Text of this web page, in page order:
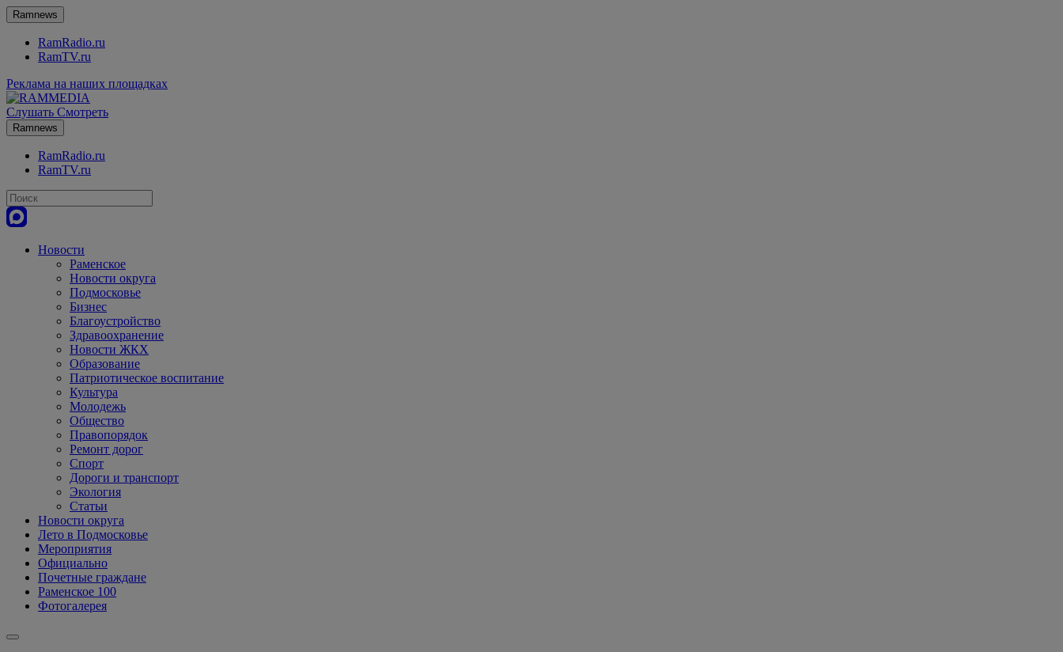
Ramnews
RamRadio.ru
RamTV.ru
Реклама на наших площадках
Слушать Смотреть
Ramnews
RamRadio.ru
RamTV.ru
Новости
Раменское
Новости округа
Подмосковье
Бизнес
Благоустройство
Здравоохранение
Новости ЖКХ
Образование
Патриотическое воспитание
Культура
Молодежь
Общество
Правопорядок
Ремонт дорог
Спорт
Дороги и транспорт
Экология
Статьи
Новости округа
Лето в Подмосковье
Мероприятия
Официально
Почетные граждане
Раменское 100
Фотогалерея